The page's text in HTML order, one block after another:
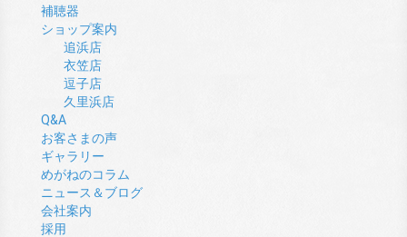
補聴器
ショップ案内
追浜店
衣笠店
逗子店
久里浜店
Q&A
お客さまの声
ギャラリー
めがねのコラム
ニュース＆ブログ
会社案内
採用